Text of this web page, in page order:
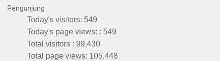
Pengunjung :
Today's visitors: 549
Today's page views: : 549
Total visitors : 99,430
Total page views: 105,448